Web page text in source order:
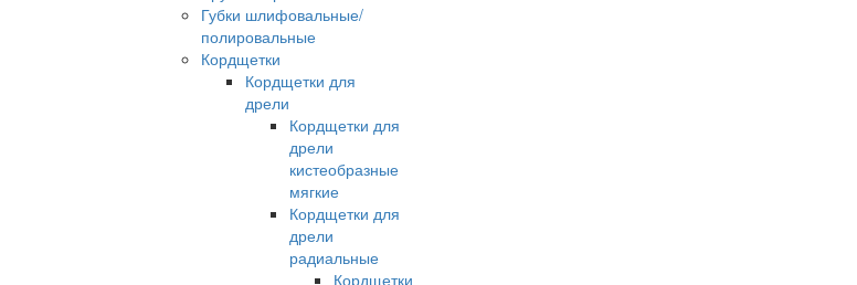
Губки шлифовальные/
полировальные
Кордщетки
Кордщетки для
дрели
Кордщетки для
дрели
кистеобразные
мягкие
Кордщетки для
дрели
радиальные
Кордщетки